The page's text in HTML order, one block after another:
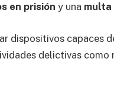
en prisión y una multa
dispositivos capaces
delictivas como